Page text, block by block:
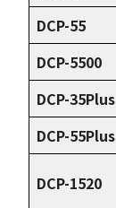
DCP-55
DCP-5500
DCP-35Plus
DCP-55Plus
DCP-1520